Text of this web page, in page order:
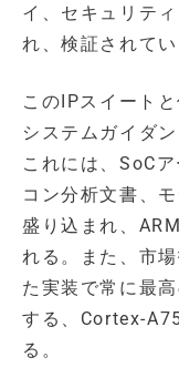
イ、セキュリテ
れ、検証されてい
このIPスイート
システムガイダ
これには、SoC
コン分析文書、
盛り込まれ、
れる。また、市
た実装で常に最
する、Cortex-
る。